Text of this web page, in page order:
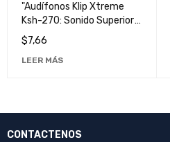
"Audífonos Klip Xtreme
Ksh-270: Sonido Superior
y Comodidad Inigualable"
$7,66
LEER MÁS
CONTACTENOS